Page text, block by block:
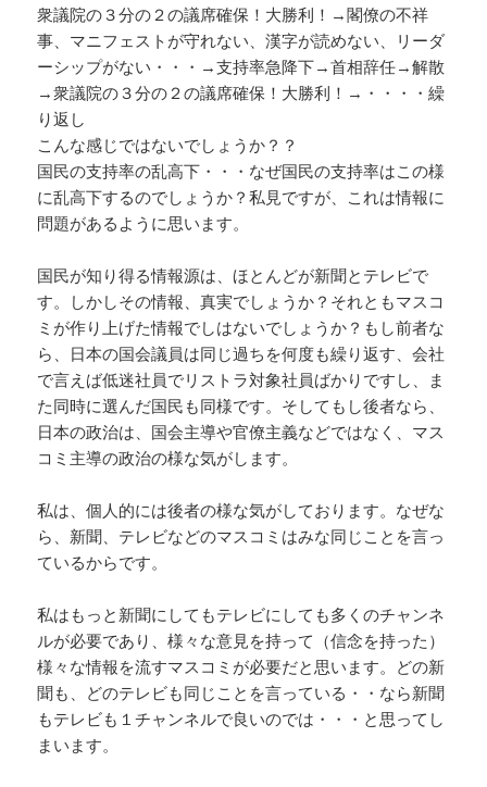
衆議院の３分の２の議席確保！大勝利！→閣僚の不祥
事、マニフェストが守れない、漢字が読めない、リーダ
ーシップがない・・・→支持率急降下→首相辞任→解散
→衆議院の３分の２の議席確保！大勝利！→・・・・繰
り返し
こんな感じではないでしょうか？？
国民の支持率の乱高下・・・なぜ国民の支持率はこの様
に乱高下するのでしょうか？私見ですが、これは情報に
問題があるように思います。
国民が知り得る情報源は、ほとんどが新聞とテレビで
す。しかしその情報、真実でしょうか？それともマスコ
ミが作り上げた情報でしはないでしょうか？もし前者な
ら、日本の国会議員は同じ過ちを何度も繰り返す、会社
で言えば低迷社員でリストラ対象社員ばかりですし、ま
た同時に選んだ国民も同様です。そしてもし後者なら、
日本の政治は、国会主導や官僚主義などではなく、マス
コミ主導の政治の様な気がします。
私は、個人的には後者の様な気がしております。なぜな
ら、新聞、テレビなどのマスコミはみな同じことを言っ
ているからです。
私はもっと新聞にしてもテレビにしても多くのチャンネ
ルが必要であり、様々な意見を持って（信念を持った）
様々な情報を流すマスコミが必要だと思います。どの新
聞も、どのテレビも同じことを言っている・・なら新聞
もテレビも１チャンネルで良いのでは・・・と思ってし
まいます。